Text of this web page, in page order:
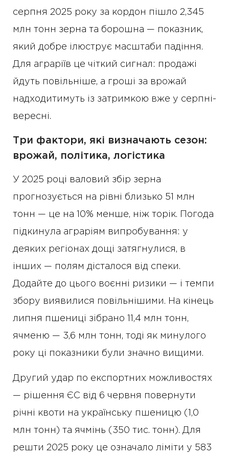
серпня 2025 року за кордон пішло 2,345
млн тонн зерна та борошна — показник,
який добре ілюструє масштаби падіння.
Для аграріїв це чіткий сигнал: продажі
йдуть повільніше, а гроші за врожай
надходитимуть із затримкою вже у серпні-
вересні.
Три фактори, які визначають сезон:
врожай, політика, логістика
У 2025 році валовий збір зерна
прогнозується на рівні близько 51 млн
тонн — це на 10% менше, ніж торік. Погода
підкинула аграріям випробування: у
деяких регіонах дощі затягнулися, в
інших — полям дісталося від спеки.
Додайте до цього воєнні ризики — і темпи
збору виявилися повільнішими. На кінець
липня пшениці зібрано 11,4 млн тонн,
ячменю — 3,6 млн тонн, тоді як минулого
року ці показники були значно вищими.
Другий удар по експортних можливостях
— рішення ЄС від 6 червня повернути
річні квоти на українську пшеницю (1,0
млн тонн) та ячмінь (350 тис. тонн). Для
решти 2025 року це означало ліміти у 583